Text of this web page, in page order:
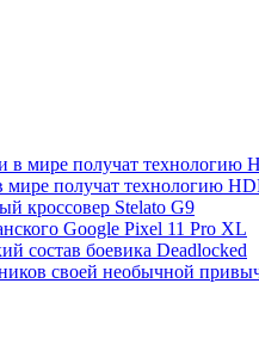
получат технологию
кроссовер Stelato G9
Google Pixel 11 Pro XL
состав боевика Deadlocked
своей необычной